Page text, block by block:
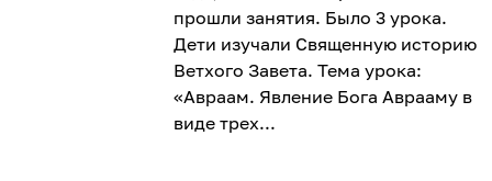
прошли занятия. Было 3 урока.
Дети изучали Священную историю
Ветхого Завета. Тема урока:
«Авраам. Явление Бога Аврааму в
виде трех